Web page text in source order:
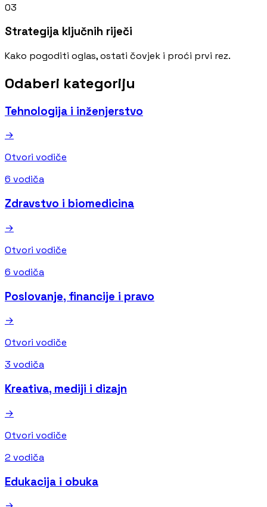
03
Strategija ključnih riječi
Kako pogoditi oglas, ostati čovjek i proći prvi rez.
Odaberi kategoriju
Tehnologija i inženjerstvo
→
Otvori vodiče
6 vodiča
Zdravstvo i biomedicina
→
Otvori vodiče
6 vodiča
Poslovanje, financije i pravo
→
Otvori vodiče
3 vodiča
Kreativa, mediji i dizajn
→
Otvori vodiče
2 vodiča
Edukacija i obuka